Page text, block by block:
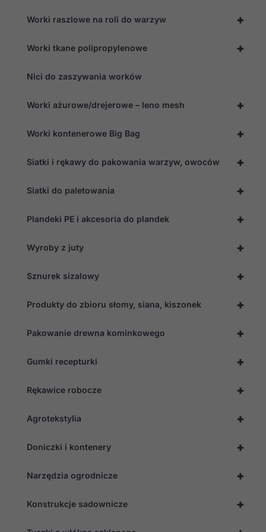
+
Worki raszlowe na roli do warzyw
+
Worki tkane polipropylenowe
Nici do zaszywania worków
+
Worki ażurowe/drejerowe – leno mesh
+
Worki kontenerowe Big Bag
+
Siatki i rękawy do pakowania warzyw, owoców
+
Siatki do paletowania
+
Plandeki PE i akcesoria do plandek
+
Wyroby z juty
+
Sznurek sizalowy
+
Produkty do zbioru słomy, siana, kiszonek
+
Pakowanie drewna kominkowego
+
Gumki recepturki
+
Rękawice robocze
+
Agrotekstylia
+
Doniczki i kontenery
+
Narzędzia ogrodnicze
+
Konstrukcje sadownicze